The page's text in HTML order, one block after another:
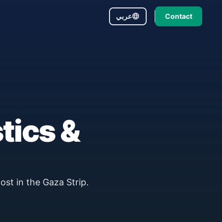
languageعربي Contact
&
in the Gaza Strip.